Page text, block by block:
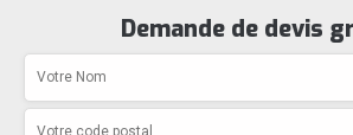
Demande de devis